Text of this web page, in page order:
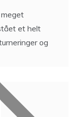
et helt
og